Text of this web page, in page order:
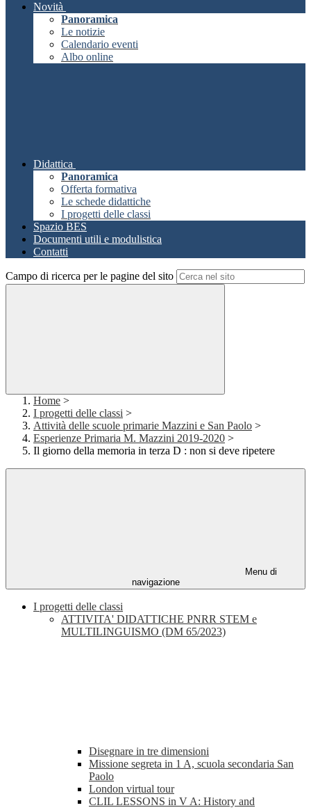
Novità
Panoramica
Le notizie
Calendario eventi
Albo online
Didattica
Panoramica
Offerta formativa
Le schede didattiche
I progetti delle classi
Spazio BES
Documenti utili e modulistica
Contatti
Campo di ricerca per le pagine del sito
Home >
I progetti delle classi >
Attività delle scuole primarie Mazzini e San Paolo >
Esperienze Primaria M. Mazzini 2019-2020 >
Il giorno della memoria in terza D : non si deve ripetere
Menu di
navigazione
I progetti delle classi
ATTIVITA' DIDATTICHE PNRR STEM e
MULTILINGUISMO (DM 65/2023)
Disegnare in tre dimensioni
Missione segreta in 1 A, scuola secondaria San
Paolo
London virtual tour
CLIL LESSONS in V A: History and